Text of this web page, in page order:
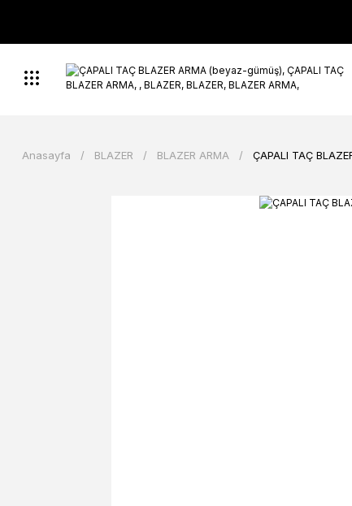
Anasayfa BLAZER BLAZER ARMA ÇAPALI TAÇ